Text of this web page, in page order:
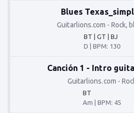
Blues
Guitarlions.com -Rock,
BT | GT | BJ
D | BPM: 130
Canción 1 - Intro
Guitarlions.com -
BT
Am | BPM: 45